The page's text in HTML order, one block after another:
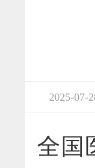
2025-07-
全国